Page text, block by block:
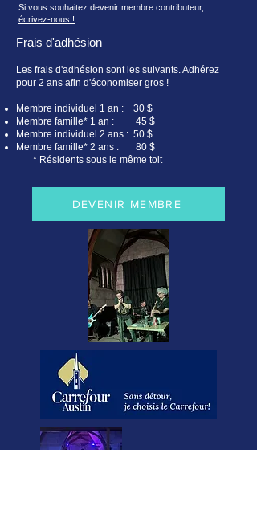
Si vous souhaitez devenir membre contributeur,
écrivez-nous !
Frais d'adhésion
Les frais d'adhésion sont les suivants. Adhérez
pour 2 ans afin d'économiser gros !
Membre individuel 1 an : 30 $
Membre famille* 1 an : 45 $
Membre individuel 2 ans : 50 $
Membre famille* 2 ans : 80 $
* Résidents sous le même toit​
DEVENIR MEMBRE